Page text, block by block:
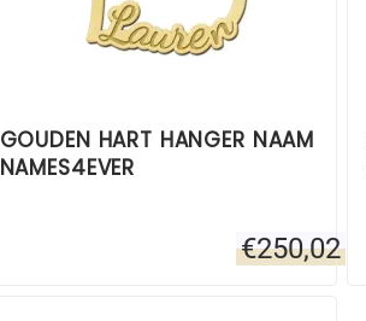
GOUDEN HART HANGER NAAM
NAMES4EVER
€250,02